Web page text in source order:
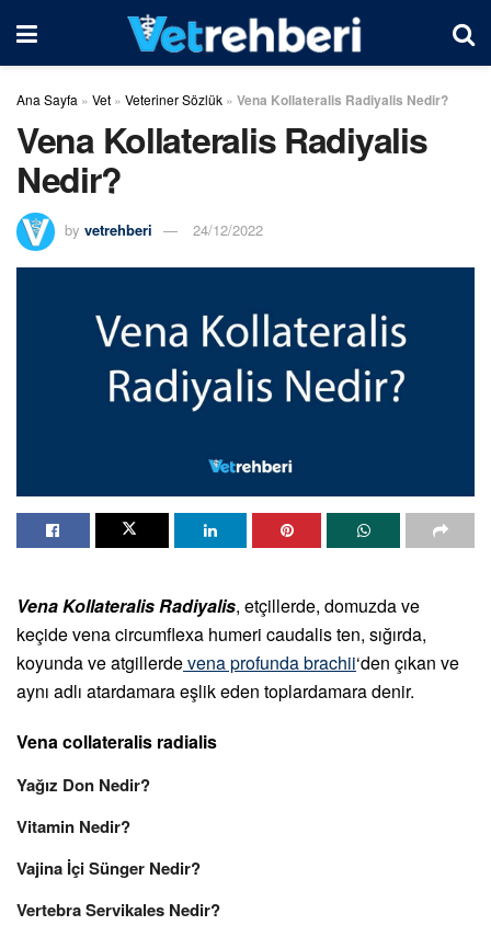
Ana Sayfa » Vet » Veteriner Sözlük » Vena Kollateralis Radiyalis Nedir?
Vena Kollateralis Radiyalis
Nedir?
by vetrehberi 24/12/2022
Vena Kollateralis Radiyalis, etçillerde, domuzda ve
keçide vena circumflexa humeri caudalis ten, sığırda,
koyunda ve atgillerdevena profunda brachii‘den çıkan ve
aynı adlı atardamara eşlik eden toplardamara denir.
Vena collateralis radialis
Yağız Don Nedir?
Vitamin Nedir?
Vajina İçi Sünger Nedir?
Vertebra Servikales Nedir?